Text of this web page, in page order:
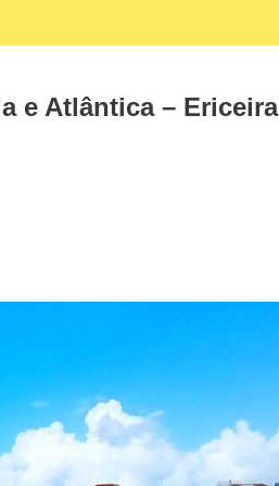
e Atlântica – Ericeira